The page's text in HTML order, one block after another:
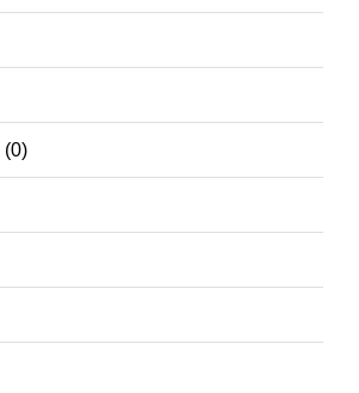
(0)